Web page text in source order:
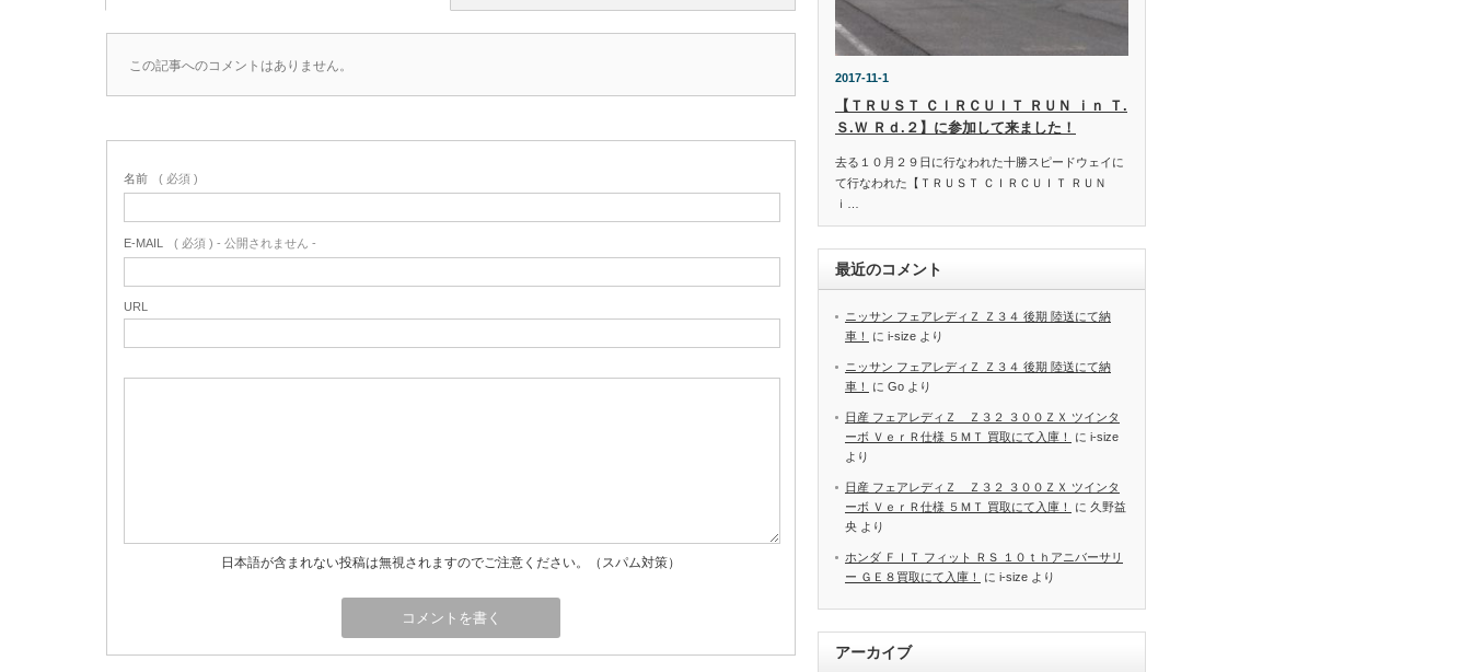
この記事へのコメントはありません。
名前 ( 必須 )
E-MAIL ( 必須 ) - 公開されません -
URL
日本語が含まれない投稿は無視されますのでご注意ください。（スパム対策）
2017-11-1
【ＴＲＵＳＴ ＣＩＲＣＵＩＴ ＲＵＮ ｉｎ Ｔ.
Ｓ.Ｗ Ｒｄ.２】に参加して来ました！
去る１０月２９日に行なわれた十勝スピードウェイに
て行なわれた【ＴＲＵＳＴ ＣＩＲＣＵＩＴ ＲＵＮ
ｉ…
最近のコメント
ニッサン フェアレディＺ Ｚ３４ 後期 陸送にて納
車！
に i-size より
ニッサン フェアレディＺ Ｚ３４ 後期 陸送にて納
車！
に Go より
日産 フェアレディＺ Ｚ３２ ３００ＺＸ ツインタ
ーボ ＶｅｒＲ仕様 ５ＭＴ 買取にて入庫！
に i-size
より
日産 フェアレディＺ Ｚ３２ ３００ＺＸ ツインタ
ーボ ＶｅｒＲ仕様 ５ＭＴ 買取にて入庫！
に 久野益
央 より
ホンダ ＦＩＴ フィット ＲＳ １０ｔｈアニバーサリ
ー ＧＥ８買取にて入庫！
に i-size より
アーカイブ